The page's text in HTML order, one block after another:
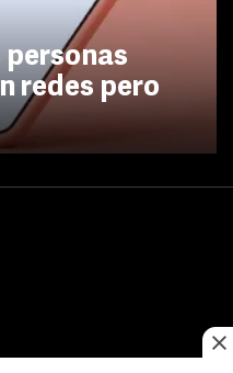
personas
redes pero